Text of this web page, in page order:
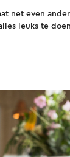
net even
leuks te